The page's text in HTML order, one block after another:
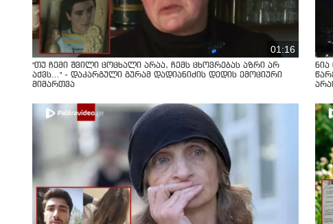
01:16
"თუ ჩემი შვილი ცოცხალი არაა, ჩემს ცხოვრებას აზრი არ
აქვს..." - დაკარგული გურამ დადიანიძის დედის ემოციური
მიმართვა
ნია